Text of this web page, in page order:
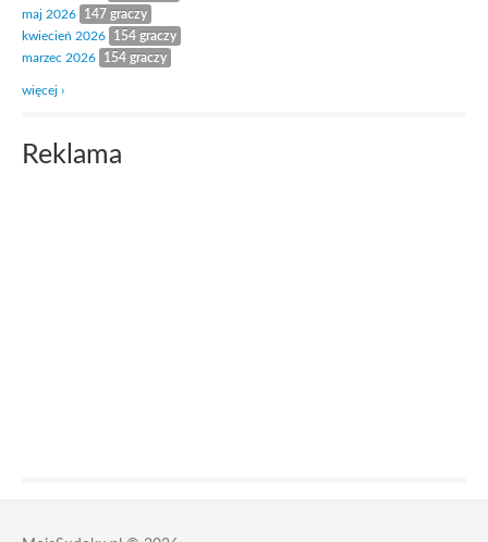
maj 2026
147 graczy
kwiecień 2026
154 graczy
marzec 2026
154 graczy
więcej ›
Reklama